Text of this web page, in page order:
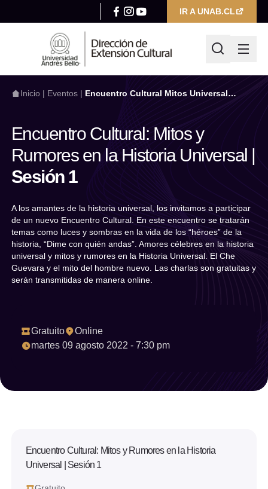
IR A UNAB.CL
¿Qué estás buscando hoy?
Filtrar por
Categoría
Seleccionar categoría
Año
Limpiar filtro
Inicio | Eventos | Encuentro Cultural Mitos Universal
Encuentro Cultural: Mitos y
Rumores en la Historia Universal |
Sesión 1
A los amantes de la historia universal, los invitamos a participar
de un nuevo Encuentro Cultural. En este encuentro se tratarán
temas como luces y sombras en la vida de los “héroes” de la
historia, “Dime con quién andas”. Amores célebres en la historia
universal y mitos y rumores en la Historia Universal. El Che
Guevara y el mito del hombre nuevo. Las charlas son gratuitas y
serán transmitidas de manera online.
Gratuito
Online
martes 09 agosto 2022 - 7:30 pm
Encuentro Cultural: Mitos y Rumores en la Historia
Universal | Sesión 1